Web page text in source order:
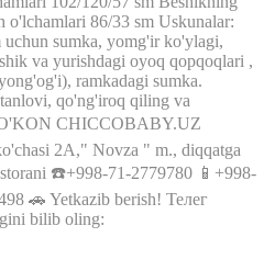
o'lchamlari 86/33 sm Uskunalar:
uchun sumka, yomg'ir ko'ylagi,
va yurishdagi oyoq qopqoqlari ,
), ramkadagi sumka.
tanlovi, qo'ng'iroq qiling va
CHICCOBABY.UZ
2A," Novza " m., diqqatga
☎️+998-71-2779780 📱+998-
🚗 Yetkazib berish! Телег
bilib oling: